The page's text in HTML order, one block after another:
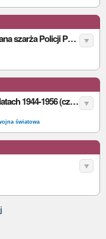
Bitwa pod Husynnem. Zapomniana szarża Policji Państwowej na oddział Armii Czerwonej
Sytuacja polityczna w Polsce w latach 1944-1956 (część 2)
światowa